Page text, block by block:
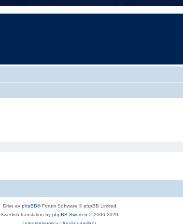
Drivs av phpBB® Forum Software © phpBB Limited
Swedish translation by phpBB Sweden © 2006-2020